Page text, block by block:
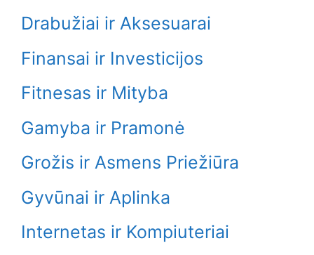
Drabužiai ir Aksesuarai
Finansai ir Investicijos
Fitnesas ir Mityba
Gamyba ir Pramonė
Grožis ir Asmens Priežiūra
Gyvūnai ir Aplinka
Internetas ir Kompiuteriai